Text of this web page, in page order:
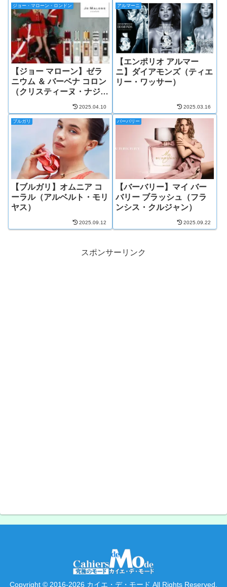
ジョー・マローン・ロンドン
【ジョー マローン】ゼラ
ニウム ＆ バーベナ コロン
（クリスティーヌ・ナジェ
2025.04.10
アルマーニ
【エンポリオ アルマー
ニ】ダイアモンズ（ティエ
リー・ワッサー）
2025.03.16
ブルガリ
【ブルガリ】オムニア コ
ーラル（アルベルト・モリ
ヤス）
2025.09.12
バーバリー
【バーバリー】マイ バー
バリー ブラッシュ（フラ
ンシス・クルジャン）
2025.09.22
スポンサーリンク
Copyright © 2016-2026 カイエ・デ・モード All Rights Reserved.